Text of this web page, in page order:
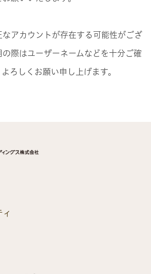
アカウントが存在する可能性がござ
際はユーザーネームなどを十分ご確
ろしくお願い申し上げます。